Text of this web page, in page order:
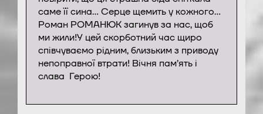
саме її сина… Серце щемить у кожного…
Роман РОМАНЮК загинув за нас, щоб
ми жили!У цей скорботний час щиро
співчуваємо рідним, близьким з приводу
непоправної втрати! Вічня пам’ять і
слава Герою!